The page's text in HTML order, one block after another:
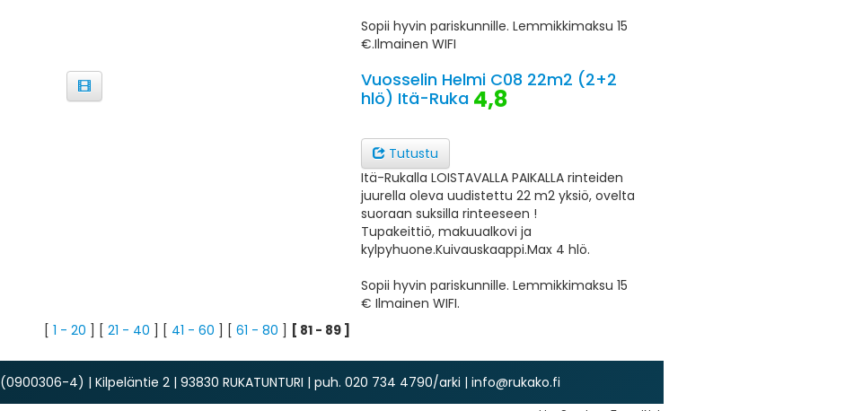
Sopii hyvin pariskunnille. Lemmikkimaksu 15
€.Ilmainen WIFI
Vuosselin Helmi C08 22m2 (2+2
hlö) Itä-Ruka 4,8
Tutustu
Itä-Rukalla LOISTAVALLA PAIKALLA rinteiden
juurella oleva uudistettu 22 m2 yksiö, ovelta
suoraan suksilla rinteeseen !
Tupakeittiö, makuualkovi ja
kylpyhuone.Kuivauskaappi.Max 4 hlö.
Sopii hyvin pariskunnille. Lemmikkimaksu 15
€ Ilmainen WIFI.
[ 1 - 20 ] [ 21 - 40 ] [ 41 - 60 ] [ 61 - 80 ] [ 81 - 89 ]
(0900306-4) | Kilpeläntie 2 | 93830 RUKATUNTURI | puh. 020 734 4790/arki | info@rukako.fi